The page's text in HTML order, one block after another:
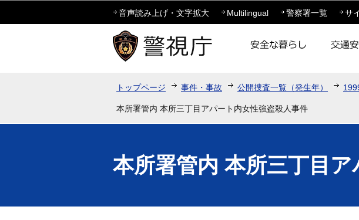
こ
音声読み上げ・文字拡大 Multilingual 警察署一覧 サ
トップページ 事件・事故 公開捜査一覧（発生年）
本所署管内 本所三丁目アパート内女性強盗殺人事件
本所署管内 本所三丁目